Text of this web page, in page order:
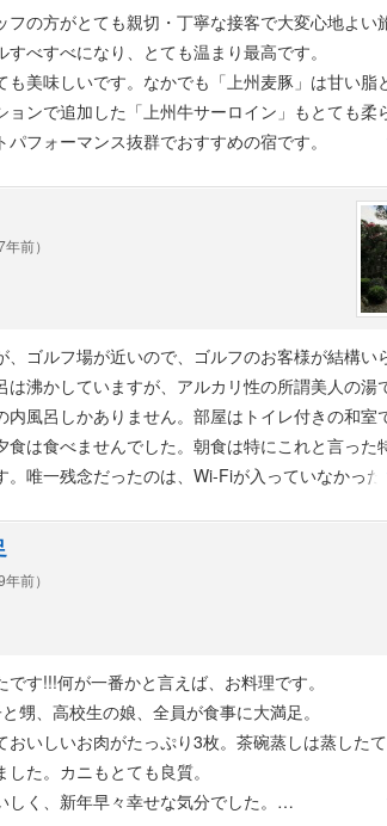
の方がとても親切・丁寧な接客で大変心地よい
べすべになり、とても温まり最高です。
美味しいです。なかでも「上州麦豚」は甘い脂
ンで追加した「上州牛サーロイン」もとても柔
フォーマンス抜群でおすすめの宿です。
前）
ゴルフ場が近いので、ゴルフのお客様が結構い
沸かしていますが、アルカリ性の所謂美人の湯
風呂しかありません。部屋はトイレ付きの和室
は食べませんでした。朝食は特にこれと言った
唯一残念だったのは、Wi-Fiが入っていなかっ
前）
す!!!何が一番かと言えば、お料理です。
甥、高校生の娘、全員が食事に大満足。
いしいお肉がたっぷり3枚。茶碗蒸しは蒸したて
た。カニもとても良質。
く、新年早々幸せな気分でした。